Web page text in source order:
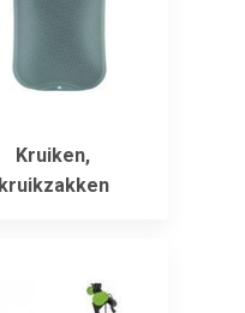
Kruiken,
kruikzakken